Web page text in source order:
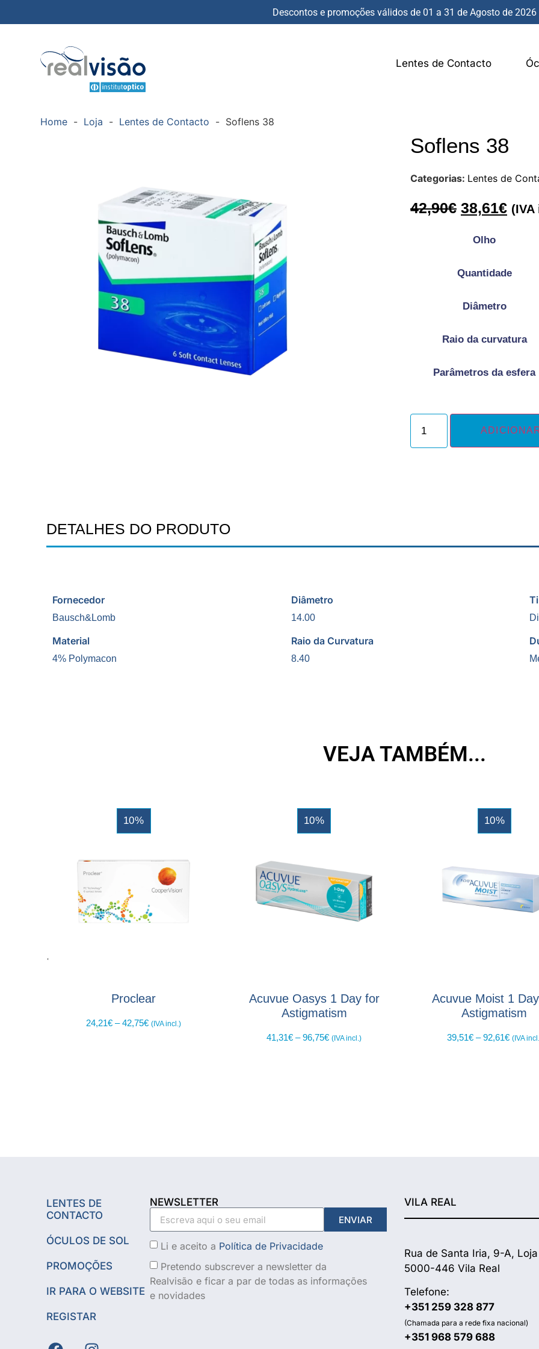
Descontos e promoções válidos de 01 a 31 de Agosto de 2026
Lentes de Contacto
Home - Loja - Lentes de Contacto - Soflens 38
Soflens 38
Categorias: Lentes de
42,90€ 38,61€
Olho
Quantidade
Diâmetro
Raio da curvatura
Parâmetros da esfera
DETALHES DO PRODUTO
Fornecedor
Bausch&Lomb
Material
4% Polymacon
Diâmetro
14.00
Raio da Curvatura
8.40
VEJA TAMBÉM...
10%
Proclear
24,21€ – 42,75€ (IVA incl.)
10%
Acuvue Oasys 1 Day for
Astigmatism
41,31€ – 96,75€ (IVA incl.)
10%
Acuvue Moist 1
Astigmatism
39,51€ – 92,61€ (IVA
LENTES DE
CONTACTO
ÓCULOS DE SOL
PROMOÇÕES
IR PARA O WEBSITE
REGISTAR
NEWSLETTER
Li e aceito a Política de Privacidade
Pretendo subscrever a newsletter da
Realvisão e ficar a par de todas as informações
e novidades
ENVIAR
VILA REAL
Rua de Santa Iria, 9-A,
5000-446 Vila Real
Telefone:
+351 259 328 877
(Chamada para a rede fixa nacional)
+351 968 579 688